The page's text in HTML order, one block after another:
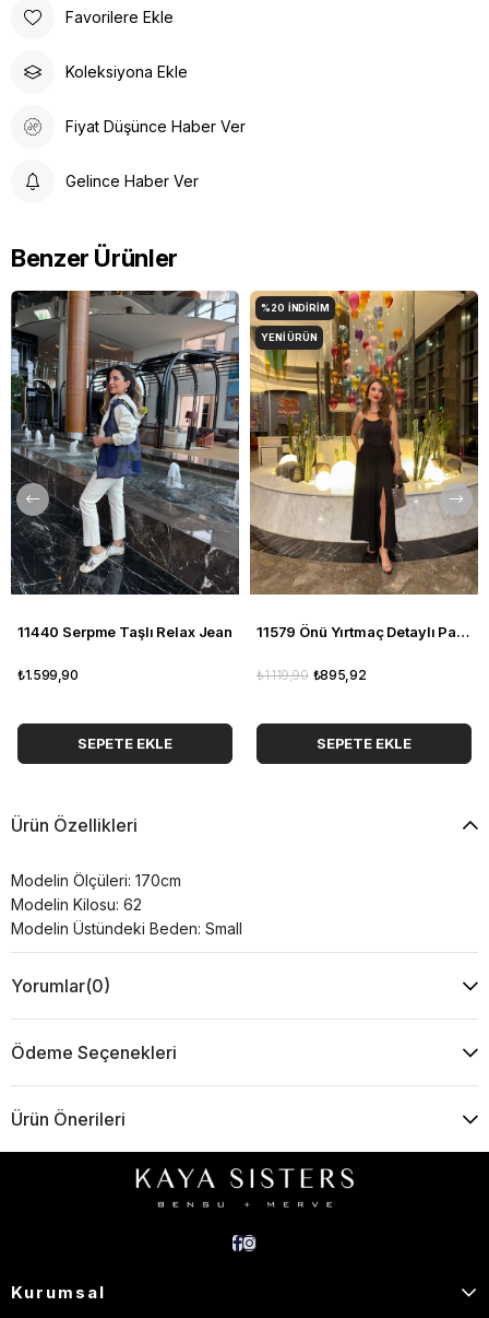
Favorilere Ekle
Koleksiyona Ekle
Fiyat Düşünce Haber Ver
Gelince Haber Ver
Benzer Ürünler
11440 Serpme Taşlı Relax Jean
₺1.599,90
SEPETE EKLE
11579 Önü Yırtmaç Detaylı Pantolon
₺895,92
₺1.119,90
SEPETE EKLE
%20 İNDIRIM
YENI ÜRÜN
Ürün Özellikleri
Modelin Ölçüleri: 170cm
Modelin Kilosu: 62
Modelin Üstündeki Beden: Small
Yorumlar(0)
Ödeme Seçenekleri
Ürün Önerileri
Kurumsal